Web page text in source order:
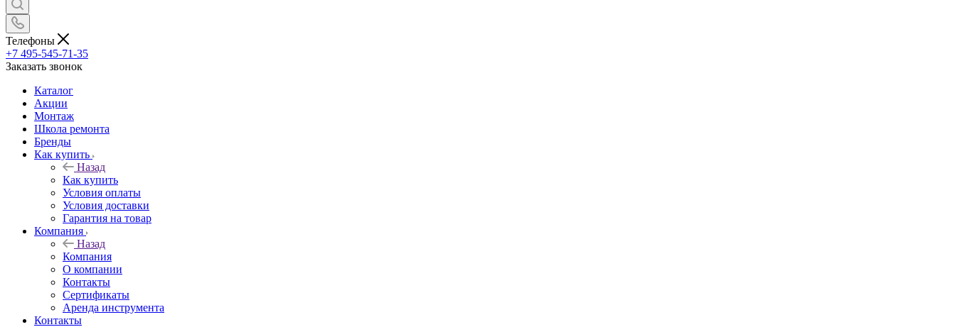
Телефоны
+7 495-545-71-35
Заказать звонок
Каталог
Акции
Монтаж
Школа ремонта
Бренды
Как купить
Назад
Как купить
Условия оплаты
Условия доставки
Гарантия на товар
Компания
Назад
Компания
О компании
Контакты
Сертификаты
Аренда инструмента
Контакты